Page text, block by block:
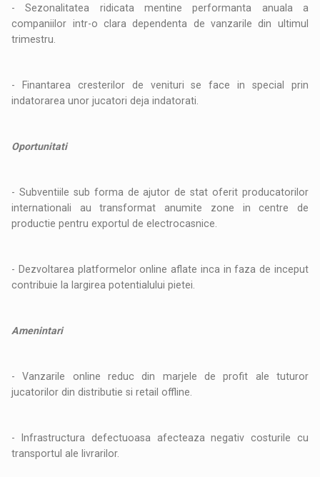
- Sezonalitatea ridicata mentine performanta anuala a
companiilor intr-o clara dependenta de vanzarile din ultimul
trimestru.
- Finantarea cresterilor de venituri se face in special prin
indatorarea unor jucatori deja indatorati.
Oportunitati
- Subventiile sub forma de ajutor de stat oferit producatorilor
internationali au transformat anumite zone in centre de
productie pentru exportul de electrocasnice.
- Dezvoltarea platformelor online aflate inca in faza de inceput
contribuie la largirea potentialului pietei.
Amenintari
- Vanzarile online reduc din marjele de profit ale tuturor
jucatorilor din distributie si retail offline.
- Infrastructura defectuoasa afecteaza negativ costurile cu
transportul ale livrarilor.